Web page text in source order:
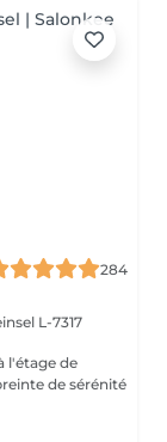
284
L-7317
l'étage de
de sérénité